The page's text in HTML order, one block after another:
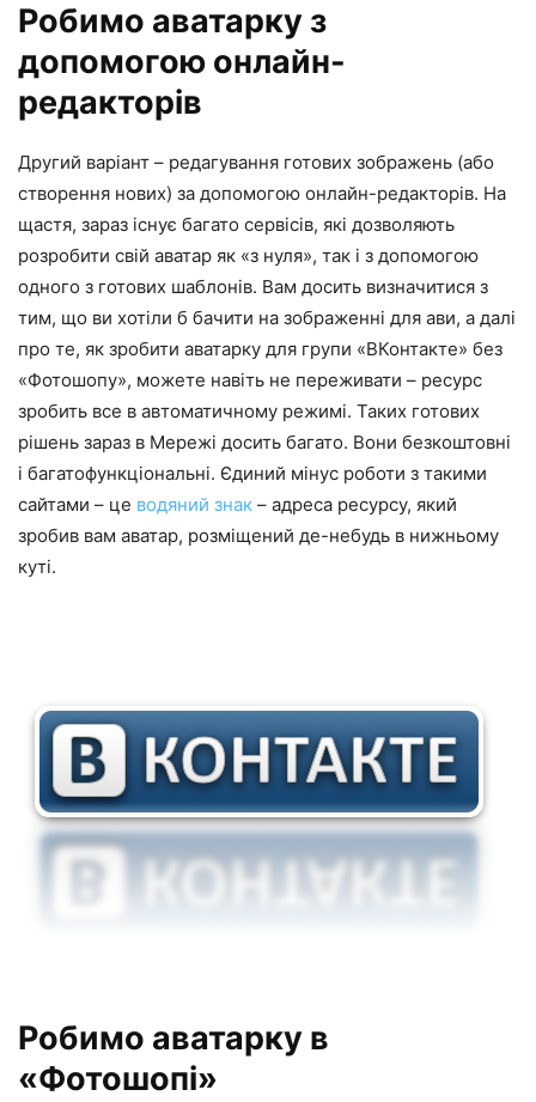
Робимо аватарку з
допомогою онлайн-
редакторів
Другий варіант – редагування готових зображень (або
створення нових) за допомогою онлайн-редакторів. На
щастя, зараз існує багато сервісів, які дозволяють
розробити свій аватар як «з нуля», так і з допомогою
одного з готових шаблонів. Вам досить визначитися з
тим, що ви хотіли б бачити на зображенні для ави, а далі
про те, як зробити аватарку для групи «ВКонтакте» без
«Фотошопу», можете навіть не переживати – ресурс
зробить все в автоматичному режимі. Таких готових
рішень зараз в Мережі досить багато. Вони безкоштовні
і багатофункціональні. Єдиний мінус роботи з такими
сайтами – це водяний знак – адреса ресурсу, який
зробив вам аватар, розміщений де-небудь в нижньому
куті.
Робимо аватарку в
«Фотошопі»